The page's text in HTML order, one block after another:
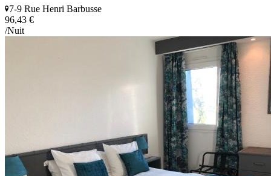
7-9 Rue Henri Barbusse
96,43 €
/Nuit